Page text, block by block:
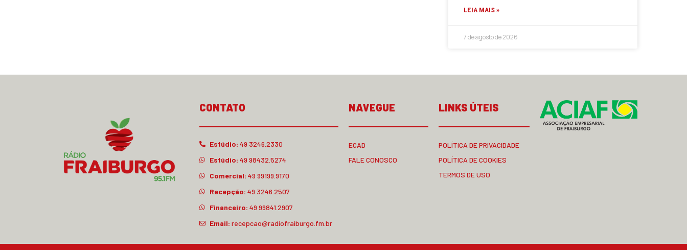
LEIA MAIS »
7 de agosto de 2026
CONTATO
Estúdio: 49 3246.2330
Estúdio: 49 98432.5274
Comercial: 49 99199.9170
Recepção: 49 3246.2507
Financeiro: 49 99841.2907
Email: recepcao@radiofraiburgo.fm.br
NAVEGUE
ECAD
FALE CONOSCO
LINKS ÚTEIS
POLÍTICA DE PRIVACIDADE
POLÍTICA DE COOKIES
TERMOS DE USO